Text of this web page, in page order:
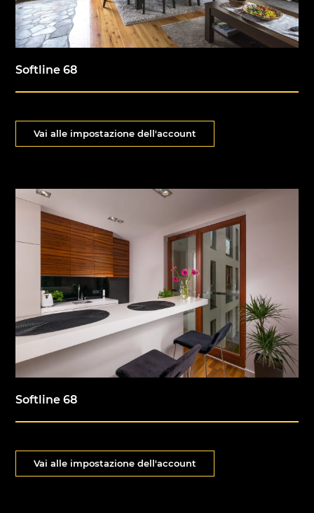
Softline 68
Vai alle impostazione dell'account
Softline 68
Vai alle impostazione dell'account